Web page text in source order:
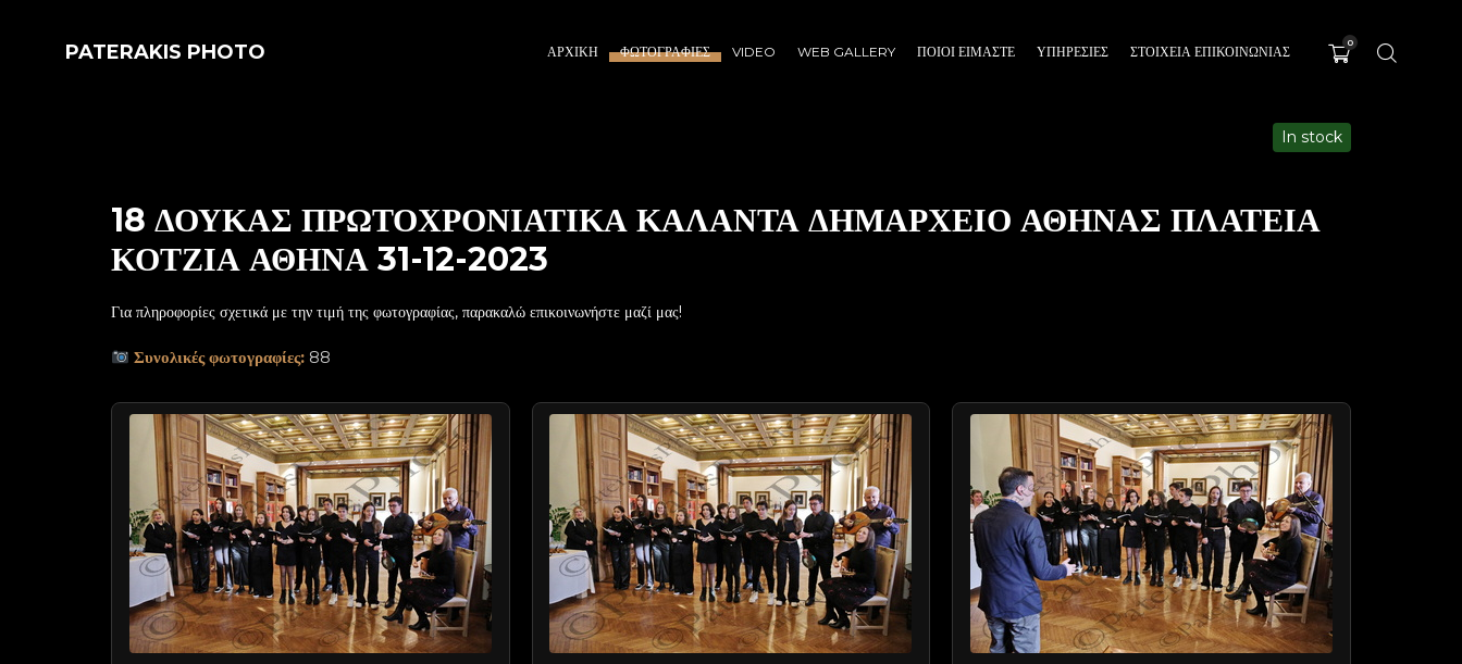
PATERAKIS PHOTO ΑΡΧΙΚΉ ΦΩΤΟΓΡΑΦΊΕΣ VIDEO WEB GALLERY ΠΟΙΟΙ ΕΊΜΑΣΤΕ ΥΠΗΡΕΣΊΕΣ ΣΤΟΙΧΕΙΑ ΕΠΙΚΟΙΝΩΝΙΑΣ
0
18 ΔΟΥΚΑΣ ΠΡΩΤΟΧΡΟΝΙΑΤΙΚΑ ΚΑΛΑΝΤΑ ΔΗΜΑΡΧΕΙΟ ΑΘΗΝΑΣ ΠΛΑΤΕΙΑ
ΚΟΤΖΙΑ ΑΘΗΝΑ 31-12-2023
In stock
Για πληροφορίες σχετικά με την τιμή της φωτογραφίας, παρακαλώ επικοινωνήστε μαζί μας!
Συνολικές φωτογραφίες: 88